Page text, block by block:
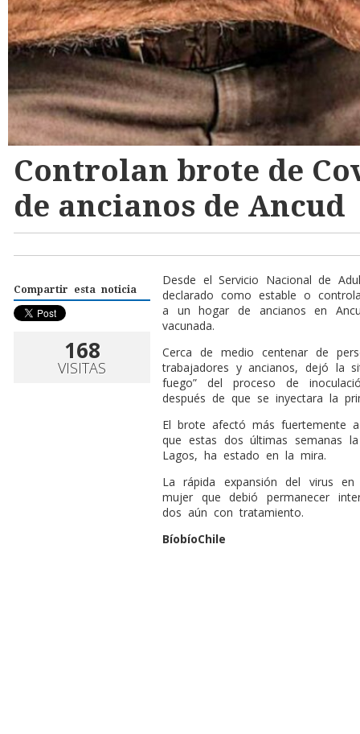
Controlan brote de
de ancianos de Ancud
Compartir esta noticia
168
VISITAS
Desde el Servicio Nacional de
declarado como estable o
a un hogar de ancianos en
vacunada.
Cerca de medio centenar de
trabajadores y ancianos, dejó la
fuego” del proceso de
después de que se inyectara la
El brote afectó más fuertemente
que estas dos últimas semanas
Lagos, ha estado en la mira.
La rápida expansión del virus
mujer que debió permanecer
dos aún con tratamiento.
BíobíoChile